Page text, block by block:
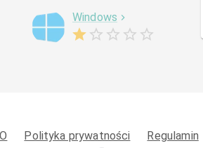
Windows
Polityka prywatności Regulamin